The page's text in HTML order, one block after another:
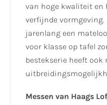
van hoge kwaliteit en
verfijnde vormgeving.
jarenlang een
voor klasse op tafel
bestekserie heeft ook
Messen van Haags